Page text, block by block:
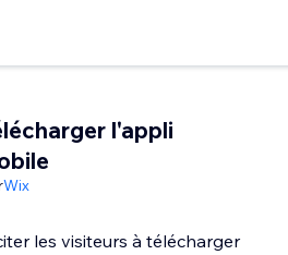
l'appli
Wix
les visiteurs à télécharger